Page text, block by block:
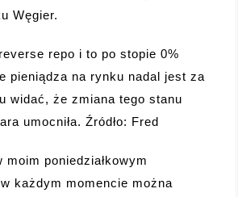
Węgier.
repo i to po stopie 0%
pieniądza na rynku nadal jest za
widać, że zmiana tego stanu
umocniła. Źródło: Fred
poniedziałkowym
każdym momencie można